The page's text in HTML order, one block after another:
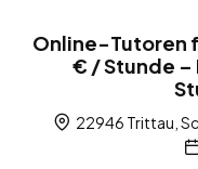
Online-Tutoren
€ / Stunde –
22946 Trittau,